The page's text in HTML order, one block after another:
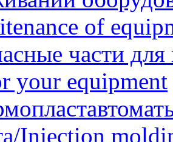
of
части для
your equipment
Injection